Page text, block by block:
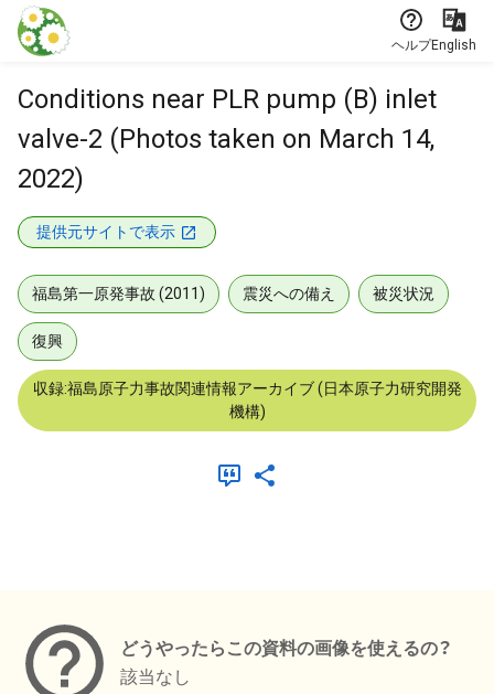
本文に飛ぶ
ヘルプEnglish
Conditions near PLR pump (B) inlet
valve-2 (Photos taken on March 14,
2022)
提供元サイトで表示
福島第一原発事故 (2011) 震災への備え 被災状況
復興
収録:福島原子力事故関連情報アーカイブ (日本原子力研究開発
機構)
どうやったらこの資料の画像を使えるの？
該当なし